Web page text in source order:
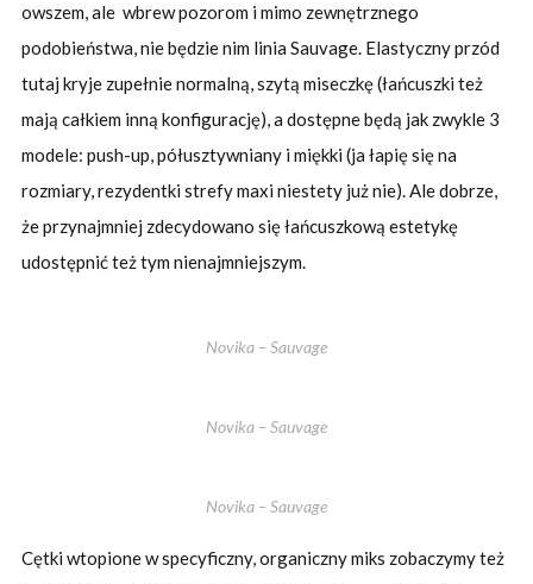
owszem, ale wbrew pozorom i mimo zewnętrznego
podobieństwa, nie będzie nim linia Sauvage. Elastyczny przód
tutaj kryje zupełnie normalną, szytą miseczkę (łańcuszki też
mają całkiem inną konfigurację), a dostępne będą jak zwykle 3
modele: push-up, półusztywniany i miękki (ja łapię się na
rozmiary, rezydentki strefy maxi niestety już nie). Ale dobrze,
że przynajmniej zdecydowano się łańcuszkową estetykę
udostępnić też tym nienajmniejszym.
Novika – Sauvage
Novika – Sauvage
Novika – Sauvage
Cętki wtopione w specyficzny, organiczny miks zobaczymy też